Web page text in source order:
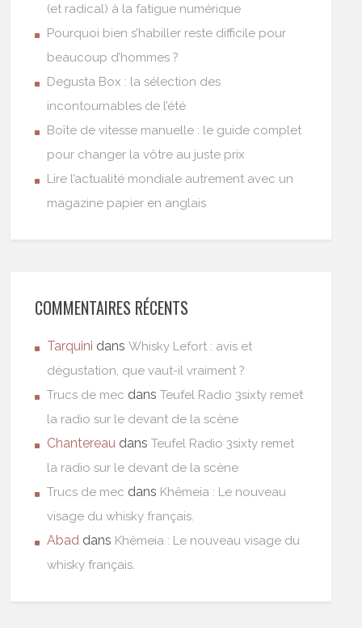
(et radical) à la fatigue numérique
Pourquoi bien s’habiller reste difficile pour
beaucoup d’hommes ?
Degusta Box : la sélection des
incontournables de l’été
Boîte de vitesse manuelle : le guide complet
pour changer la vôtre au juste prix
Lire l’actualité mondiale autrement avec un
magazine papier en anglais
COMMENTAIRES RÉCENTS
Tarquini dansWhisky Lefort : avis et
dégustation, que vaut-il vraiment ?
Trucs de mec dansTeufel Radio 3sixty remet
la radio sur le devant de la scène
Chantereau dansTeufel Radio 3sixty remet
la radio sur le devant de la scène
Trucs de mec dans Khêmeia : Le nouveau
visage du whisky français.
Abad dans Khêmeia : Le nouveau visage du
whisky français.